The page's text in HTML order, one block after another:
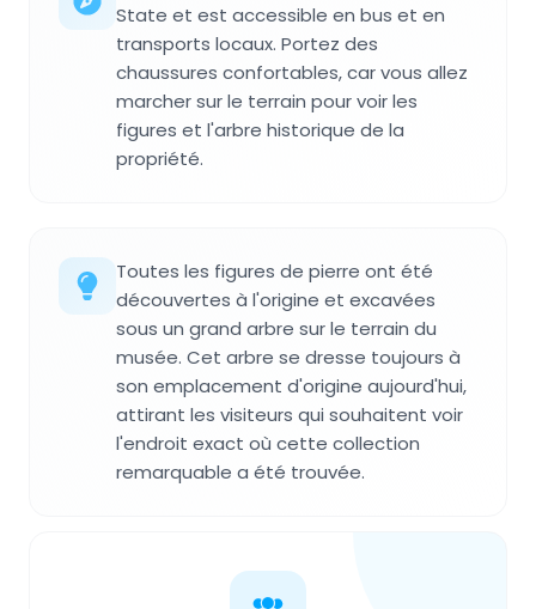
State et est accessible en bus et en
transports locaux. Portez des
chaussures confortables, car vous allez
marcher sur le terrain pour voir les
figures et l'arbre historique de la
propriété.
Toutes les figures de pierre ont été
découvertes à l'origine et excavées
sous un grand arbre sur le terrain du
musée. Cet arbre se dresse toujours à
son emplacement d'origine aujourd'hui,
attirant les visiteurs qui souhaitent voir
l'endroit exact où cette collection
remarquable a été trouvée.